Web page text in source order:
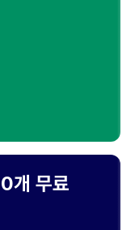
개 무료